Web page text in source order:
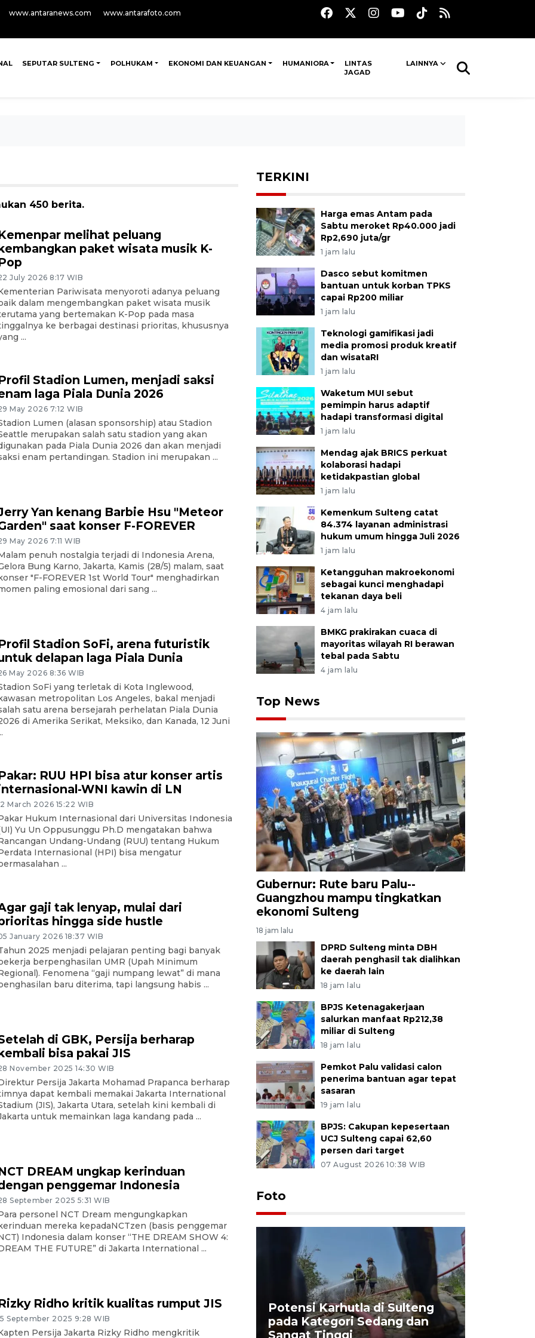
www.antaranews.com www.antarafoto.com
SEPUTAR SULTENG POLHUKAM EKONOMI DAN KEUANGAN HUMANIORA
LINTAS
JAGAD
LAINNYA
450 berita.
melihat peluang
paket wisata musik K-
July 2026 8:17 WIB
Pariwisata menyoroti adanya peluang
dalam mengembangkan paket wisata musik
yang bertemakan K-Pop pada masa
ke berbagai destinasi prioritas, khususnya
...
Stadion Lumen, menjadi saksi
laga Piala Dunia 2026
May 2026 7:12 WIB
Lumen (alasan sponsorship) atau Stadion
merupakan salah satu stadion yang akan
pada Piala Dunia 2026 dan akan menjadi
enam pertandingan. Stadion ini merupakan ...
Yan kenang Barbie Hsu "Meteor
saat konser F-FOREVER
May 2026 7:11 WIB
penuh nostalgia terjadi di Indonesia Arena,
Bung Karno, Jakarta, Kamis (28/5) malam, saat
"F-FOREVER 1st World Tour" menghadirkan
paling emosional dari sang ...
Stadion SoFi, arena futuristik
delapan laga Piala Dunia
May 2026 8:36 WIB
SoFi yang terletak di Kota Inglewood,
metropolitan Los Angeles, bakal menjadi
satu arena bersejarah perhelatan Piala Dunia
di Amerika Serikat, Meksiko, dan Kanada, 12 Juni
RUU HPI bisa atur konser artis
WNI kawin di LN
March 2026 15:22 WIB
Hukum Internasional dari Universitas Indonesia
Yu Un Oppusunggu Ph.D mengatakan bahwa
Undang-Undang (RUU) tentang Hukum
Internasional (HPI) bisa mengatur
...
gaji tak lenyap, mulai dari
hingga side hustle
January 2026 18:37 WIB
2025 menjadi pelajaran penting bagi banyak
berpenghasilan UMR (Upah Minimum
Fenomena “gaji numpang lewat” di mana
baru diterima, tapi langsung habis ...
di GBK, Persija berharap
bisa pakai JIS
November 2025 14:30 WIB
Persija Jakarta Mohamad Prapanca berharap
dapat kembali memakai Jakarta International
(JIS), Jakarta Utara, setelah kini kembali di
untuk memainkan laga kandang pada ...
DREAM ungkap kerinduan
penggemar Indonesia
September 2025 5:31 WIB
personel NCT Dream mengungkapkan
mereka kepadaNCTzen (basis penggemar
Indonesia dalam konser “THE DREAM SHOW 4:
THE FUTURE” di Jakarta International ...
Ridho kritik kualitas rumput JIS
September 2025 9:28 WIB
Persija Jakarta Rizky Ridho mengkritik
TERKINI
Harga emas Antam pada
Sabtu meroket Rp40.000 jadi
Rp2,690 juta/gr
1 jam lalu
Dasco sebut komitmen
bantuan untuk korban TPKS
capai Rp200 miliar
1 jam lalu
Teknologi gamifikasi jadi
media promosi produk kreatif
dan wisataRI
1 jam lalu
Waketum MUI sebut
pemimpin harus adaptif
hadapi transformasi digital
1 jam lalu
Mendag ajak BRICS perkuat
kolaborasi hadapi
ketidakpastian global
1 jam lalu
Kemenkum Sulteng catat
84.374 layanan administrasi
hukum umum hingga Juli 2026
1 jam lalu
Ketangguhan makroekonomi
sebagai kunci menghadapi
tekanan daya beli
4 jam lalu
BMKG prakirakan cuaca di
mayoritas wilayah RI berawan
tebal pada Sabtu
4 jam lalu
Top News
Gubernur: Rute baru Palu--
Guangzhou mampu tingkatkan
ekonomi Sulteng
18 jam lalu
DPRD Sulteng minta DBH
daerah penghasil tak dialihkan
ke daerah lain
18 jam lalu
BPJS Ketenagakerjaan
salurkan manfaat Rp212,38
miliar di Sulteng
18 jam lalu
Pemkot Palu validasi calon
penerima bantuan agar tepat
sasaran
19 jam lalu
BPJS: Cakupan kepesertaan
UCJ Sulteng capai 62,60
persen dari target
07 August 2026 10:38 WIB
Foto
Layanan pembuatan SIM Baru
Potensi Karhutla di Sulteng
pada Kategori Sedang dan